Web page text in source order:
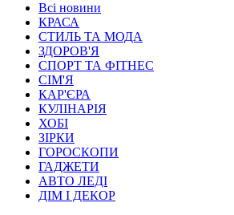
Всі новини
КРАСА
СТИЛЬ ТА МОДА
ЗДОРОВ'Я
СПОРТ ТА ФІТНЕС
СІМ'Я
КАР'ЄРА
КУЛІНАРІЯ
ХОБІ
ЗІРКИ
ГОРОСКОПИ
ГАДЖЕТИ
АВТО ЛЕДІ
ДІМ І ДЕКОР